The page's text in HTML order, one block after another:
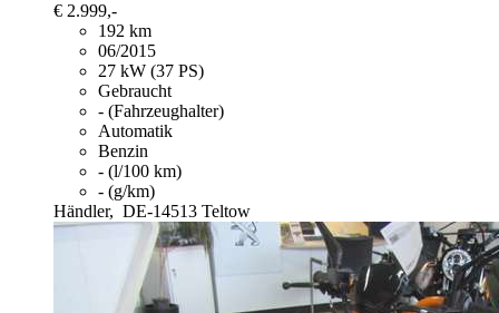
€ 2.999,-
192 km
06/2015
27 kW (37 PS)
Gebraucht
- (Fahrzeughalter)
Automatik
Benzin
- (l/100 km)
- (g/km)
Händler, DE-14513 Teltow